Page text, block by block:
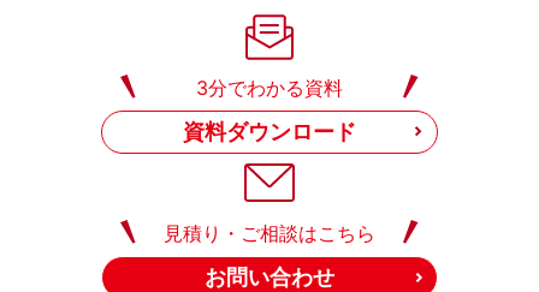
3分でわかる資料
資料ダウンロード
見積り・ご相談はこちら
お問い合わせ